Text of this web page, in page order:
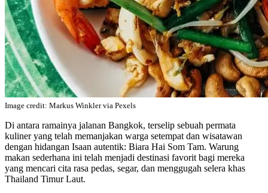
Image credit: Markus Winkler via Pexels
Di antara ramainya jalanan Bangkok, terselip sebuah permata
kuliner yang telah memanjakan warga setempat dan wisatawan
dengan hidangan Isaan autentik: Biara Hai Som Tam. Warung
makan sederhana ini telah menjadi destinasi favorit bagi mereka
yang mencari cita rasa pedas, segar, dan menggugah selera khas
Thailand Timur Laut.